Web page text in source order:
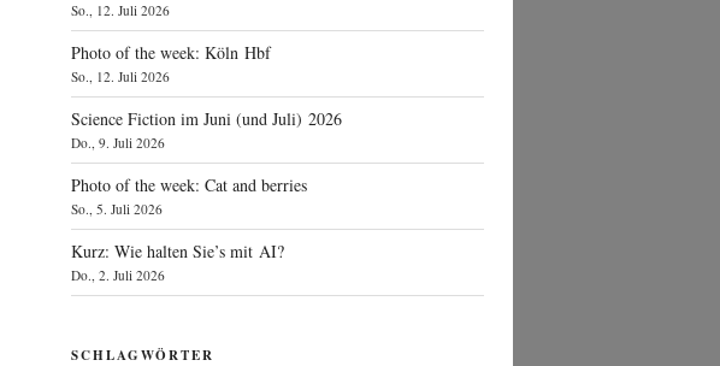
So., 12. Juli 2026
Photo of the week: Köln Hbf
So., 12. Juli 2026
Science Fiction im Juni (und Juli) 2026
Do., 9. Juli 2026
Photo of the week: Cat and berries
So., 5. Juli 2026
Kurz: Wie halten Sie’s mit AI?
Do., 2. Juli 2026
SCHLAGWÖRTER